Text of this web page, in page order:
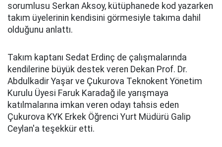
sorumlusu Serkan Aksoy, kütüphanede kod yazarken
takım üyelerinin kendisini görmesiyle takıma dahil
olduğunu anlattı.
Takım kaptanı Sedat Erdinç de çalışmalarında
kendilerine büyük destek veren Dekan Prof. Dr.
Abdulkadir Yaşar ve Çukurova Teknokent Yönetim
Kurulu Üyesi Faruk Karadağ ile yarışmaya
katılmalarına imkan veren odayı tahsis eden
Çukurova KYK Erkek Öğrenci Yurt Müdürü Galip
Ceylan'a teşekkür etti.